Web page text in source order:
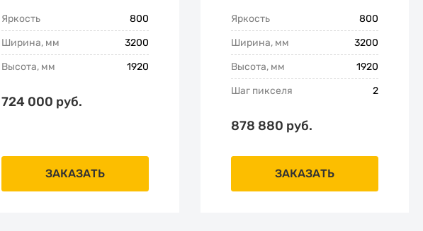
Яркость
800
Ширина, мм
3200
Высота, мм
1920
724 000 руб.
ЗАКАЗАТЬ
Яркость
800
Ширина, мм
3200
Высота, мм
1920
Шаг пикселя
2
878 880 руб.
ЗАКАЗАТЬ